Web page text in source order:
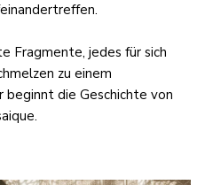
Fragmente, jedes für sich
zu einem
beginnt die Geschichte von